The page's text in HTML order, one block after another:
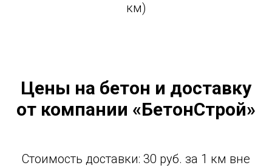
км)
Цены на бетон и доставку
от компании «БетонСтрой»
Стоимость доставки: 30 руб. за 1 км вне